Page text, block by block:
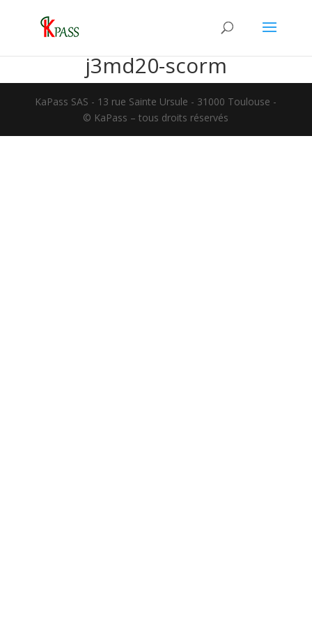
j3md20-scorm
KaPass SAS - 13 rue Sainte Ursule - 31000 Toulouse -
© KaPass – tous droits réservés